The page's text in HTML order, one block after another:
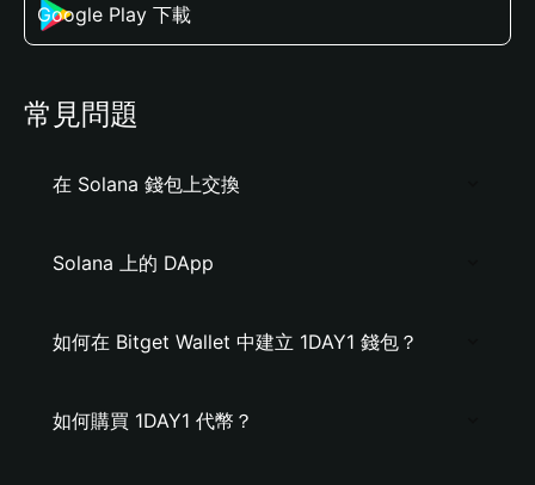
Google Play 下載
常見問題
在 Solana 錢包上交換
Solana 上的 DApp
如何在 Bitget Wallet 中建立 1DAY1 錢包？
如何購買 1DAY1 代幣？